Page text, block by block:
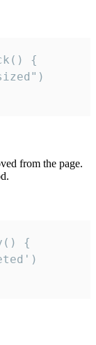
{
from the page.
{